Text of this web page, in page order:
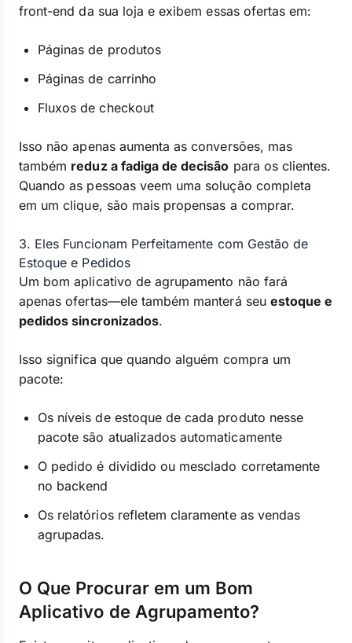
front-end da sua loja e exibem essas ofertas em:
Páginas de produtos
Páginas de carrinho
Fluxos de checkout
Isso não apenas aumenta as conversões, mas
também reduz a fadiga de decisão para os clientes.
Quando as pessoas veem uma solução completa
em um clique, são mais propensas a comprar.
3. Eles Funcionam Perfeitamente com Gestão de
Estoque e Pedidos
Um bom aplicativo de agrupamento não fará
apenas ofertas—ele também manterá seu estoque e
pedidos sincronizados.
Isso significa que quando alguém compra um
pacote:
Os níveis de estoque de cada produto nesse
pacote são atualizados automaticamente
O pedido é dividido ou mesclado corretamente
no backend
Os relatórios refletem claramente as vendas
agrupadas.
O Que Procurar em um Bom
Aplicativo de Agrupamento?